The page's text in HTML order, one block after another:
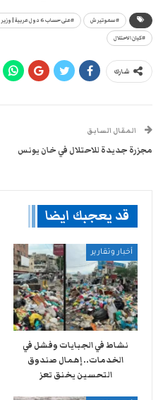
#سموتيرش #على حساب 6 دول عربية| وزير صهيوني يكشف عن مخطط الكيان التوسعي
#كيان الاحتلال
شارك
المقال السابق
مجزرة جديدة للاحتلال في خان يونس
قد يعجبك ايضا
أخبار وتقارير
نشاط في الجبايات وفشل في
الخدمات.. إهمال صندوق
التحسين يخنق تعز